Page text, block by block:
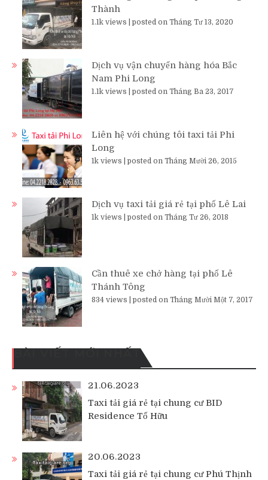
Thành
1.1k views posted on Tháng Tư 13, 2020
Dịch vụ vận chuyển hàng hóa Bắc
Nam Phi Long
1.1k views posted on Tháng Ba 23, 2017
Liên hệ với chúng tôi taxi tải Phi
Long
1k views posted on Tháng Mười 26, 2015
Dịch vụ taxi tải giá rẻ tại phố Lê Lai
1k views posted on Tháng Tư 26, 2018
Cần thuê xe chở hàng tại phố Lê
Thánh Tông
834 views posted on Tháng Mười Một 7, 2017
BÀI VIẾT MỚI NHẤT
21.06.2023
Taxi tải giá rẻ tại chung cư BID
Residence Tố Hữu
20.06.2023
Taxi tải giá rẻ tại chung cư Phú Thịnh